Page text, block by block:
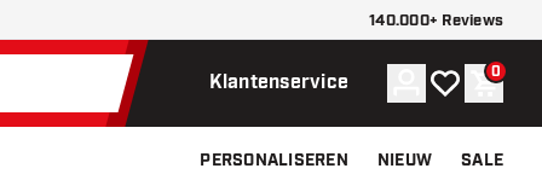
140.000+ Reviews
Klantenservice Account
Mijn 0
PERSONALISEREN NIEUW SALE